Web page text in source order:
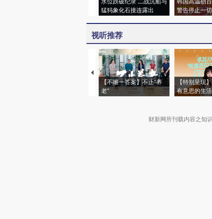
猛犸象化石接连露出
警告停止一
视听推荐
【不唯一答案】不止“养
老”
【特别呈现
有意思的生
财新网所刊载内容之知